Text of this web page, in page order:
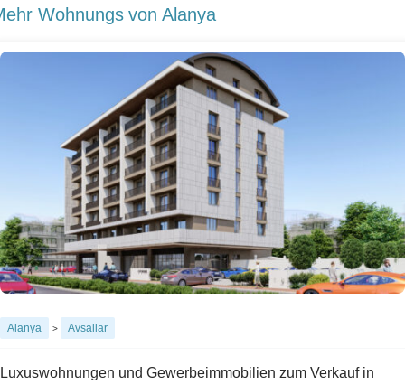
Wohnungs von Alanya
Alanya > Avsallar
Luxuswohnungen und Gewerbeimmobilien zum Verkauf in